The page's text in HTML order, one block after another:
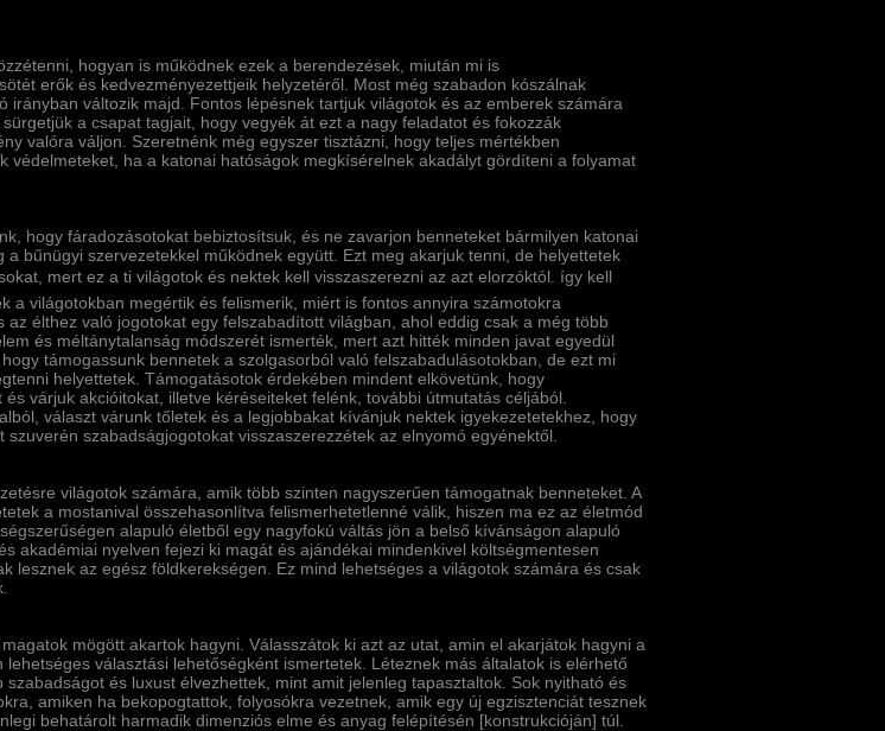
hogyan is működnek ezek a berendezések, miután mi is
erők és kedvezményezettjeik helyzetéről. Most még szabadon kószálnak
irányban változik majd. Fontos lépésnek tartjuk világotok és az emberek számára
a csapat tagjait, hogy vegyék át ezt a nagy feladatot és fokozzák
valóra váljon. Szeretnénk még egyszer tisztázni, hogy teljes mértékben
védelmeteket, ha a katonai hatóságok megkí­sérelnek akadályt gördí­teni a folyamat
hogy fáradozásotokat bebiztosí­tsuk, és ne zavarjon benneteket bármilyen katonai
a bűnügyi szervezetekkel működnek együtt. Ezt meg akarjuk tenni, de helyettetek
mert ez a ti világotok és nektek kell visszaszerezni az azt elorzóktól. így kell
a világotokban megértik és felismerik, miért is fontos annyira számotokra
az élthez való jogotokat egy felszabadí­tott világban, ahol eddig csak a még több
és méltánytalanság módszerét ismerték, mert azt hitték minden javat egyedül
támogassunk bennetek a szolgasorból való felszabadulásotokban, de ezt mi
helyettetek. Támogatásotok érdekében mindent elkövetünk, hogy
várjuk akcióitokat, illetve kéréseiteket felénk, további útmutatás céljából.
választ várunk tőletek és a legjobbakat kí­vánjuk nektek igyekezetetekhez, hogy
szabadságjogotokat visszaszerezzétek az elnyomó egyénektől.
világotok számára, amik több szinten nagyszerűen támogatnak benneteket. A
a mostanival összehasonlí­tva felismerhetetlenné válik, hiszen ma ez az életmód
alapuló életből egy nagyfokú váltás jön a belső kí­vánságon alapuló
akadémiai nyelven fejezi ki magát és ajándékai mindenkivel költségmentesen
lesznek az egész földkerekségen. Ez mind lehetséges a világotok számára és csak
mögött akartok hagyni. Válasszátok ki azt az utat, amin el akarjátok hagyni a
lehetséges választási lehetőségként ismertetek. Léteznek más általatok is elérhető
és luxust élvezhettek, mint amit jelenleg tapasztaltok. Sok nyitható és
amiken ha bekopogtattok, folyosókra vezetnek, amik egy új egzisztenciát tesznek
behatárolt harmadik dimenziós elme és anyag felépí­tésén [konstrukcióján] túl.